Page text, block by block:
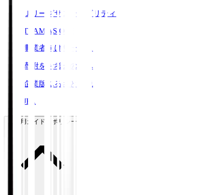
Ｊリーグサステナビリティ
TEAM AS ONE
事業者向けサービス
寄附をお考えの方へ
企業版ふるさと納税
JFA
ご利用ガイド・ポリシー